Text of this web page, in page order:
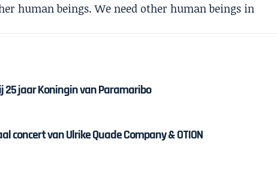
human beings. We need other human beings in
25 jaar Koningin van Paramaribo
concert van Ulrike Quade Company & OTION